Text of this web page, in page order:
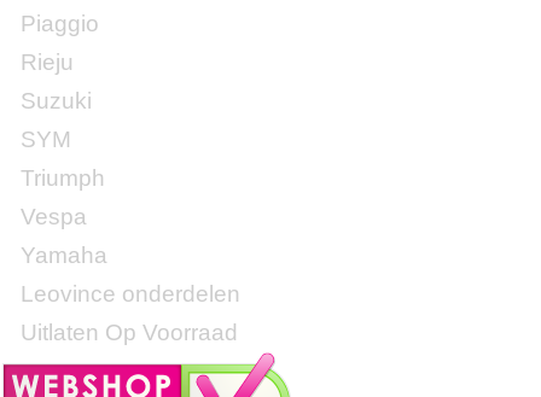
Piaggio
Rieju
Suzuki
SYM
Triumph
Vespa
Yamaha
Leovince onderdelen
Uitlaten Op Voorraad